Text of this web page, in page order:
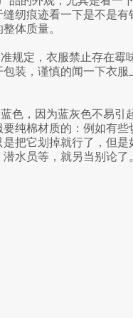
纫痕迹看一下是不是
体质量。
规定，衣服禁止存在
装，谨慎的闻一下衣
，因为蓝灰色不易引
纯棉材质的：例如有
把它划掉就行了，但
水员等，就另当别论了